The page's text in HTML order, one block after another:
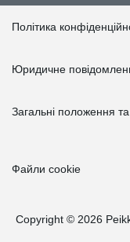
Політика
Юридичне
Загальні положення
Файли cookie
Copyright © 2026